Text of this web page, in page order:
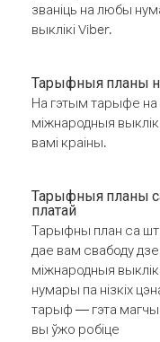
званіць на любы
выклікі Viber.
Тарыфныя планы
На гэтым тарыфе на
міжнародныя
вамі краіны.
Тарыфныя планы
платай
Тарыфны план са
дае вам свабоду
міжнародныя
нумары па нізкіх
тарыф — гэта
вы ўжо робіце